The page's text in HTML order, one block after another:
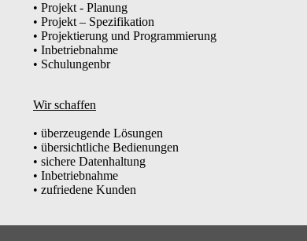
• Projekt - Planung
• Projekt – Spezifikation
• Projektierung und Programmierung
• Inbetriebnahme
• Schulungenbr
Wir schaffen
• überzeugende Lösungen
• übersichtliche Bedienungen
• sichere Datenhaltung
• Inbetriebnahme
• zufriedene Kunden